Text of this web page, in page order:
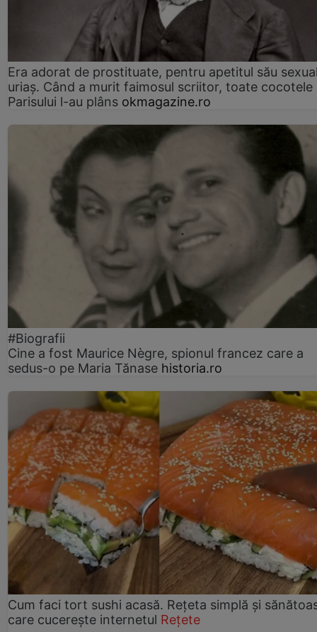
Era adorat de prostituate, pentru apetitul său
uriaș. Când a murit faimosul scriitor, toate cocotele
Parisului l-au plâns okmagazine.ro
#Biografii
Cine a fost Maurice Nègre, spionul francez care a
sedus-o pe Maria Tănase historia.ro
Cum faci tort sushi acasă. Rețeta simplă și
care cucerește internetul Rețete